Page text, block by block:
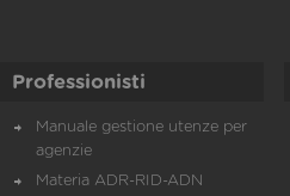
Professionisti
Manuale gestione utenze per
agenzie
Materia ADR-RID-ADN